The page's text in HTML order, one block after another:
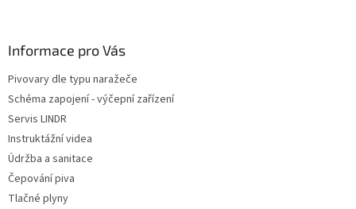
Informace pro Vás
Pivovary dle typu naražeče
Schéma zapojení - výčepní zařízení
Servis LINDR
Instruktážní videa
Údržba a sanitace
Čepování piva
Tlačné plyny